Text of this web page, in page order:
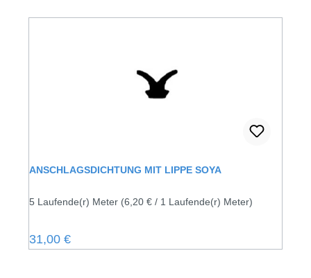
ANSCHLAGSDICHTUNG MIT LIPPE SOYA
5 Laufende(r) Meter (6,20 € / 1 Laufende(r) Meter)
Regulärer Preis:
31,00 €